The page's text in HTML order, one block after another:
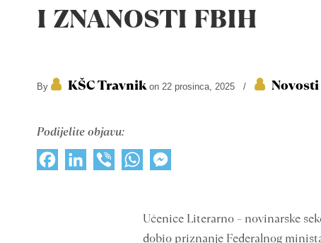
I ZNANOSTI FBIH
By KŠC Travnikon 22 prosinca, 2025 / Novosti
Podijelite objavu:
FacebookLinkedInViber WhatsApp
Učenice Literarno – novinarske
dobio priznanje Federalnog